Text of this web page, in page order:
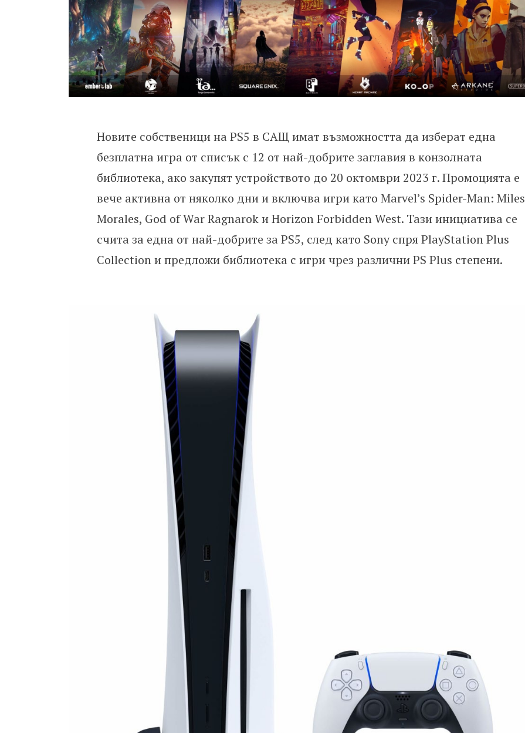
Новите собственици на PS5 в САЩ имат възможността да изберат една
безплатна игра от списък с 12 от най-добрите заглавия в конзолната
библиотека, ако закупят устройството до 20 октомври 2023 г. Промоцията е
вече активна от няколко дни и включва игри като Marvel’s Spider-Man: Miles
Morales, God of War Ragnarok и Horizon Forbidden West. Тази инициатива се
счита за една от най-добрите за PS5, след като Sony спря PlayStation Plus
Collection и предложи библиотека с игри чрез различни PS Plus степени.